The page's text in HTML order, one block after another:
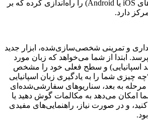
زبان (در سیستم‌عامل‌های iOS یا Android) را راه‌اندازی کرده که بر
دارد.
و تمرینی شخصی‌سازی‌شده، ابزار جدید
ابتدا از شما می‌خواهد که زبان مورد
اسپانیایی) و سطح فعلی خود را مشخص
چیزی شما را به یادگیری زبان اسپانیایی
مرحله به بعد، سناریوهای سفارشی‌شده‌ای
امکان می‌دهد به مکالمات گوش دهید یا
و در صورت نیاز، راهنمایی‌های مفیدی